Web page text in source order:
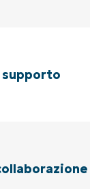
supporto